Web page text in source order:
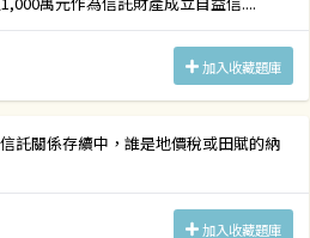
加入收藏題庫
託關係存續中，誰是地價稅或田賦的納
加入收藏題庫